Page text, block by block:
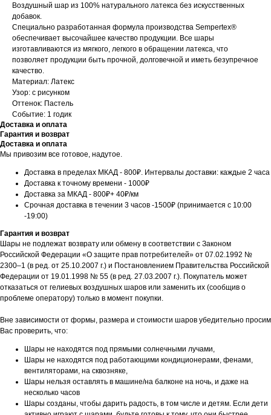
Воздушный шар из 100% натурального латекса без искусственных
добавок.
Специально разработанная формула производства Sempertex®
обеспечивает высочайшее качество продукции. Все шары
изготавливаются из мягкого, легкого в обращении латекса, что
позволяет продукции быть прочной, долговечной и иметь безупречное
качество.
Материал: Латекс
Узор: с рисунком
Оттенок: Пастель
Событие: 1 годик
Доставка и оплата
Гарантия и возврат
Доставка и оплата
Мы привозим все готовое, надутое.
Доставка в пределах МКАД - 800₽. Интервалы доставки: каждые 2 часа
Доставка к точному времени - 1000₽
Доставка за МКАД - 800₽+ 40₽/км
Срочная доставка в течении 3 часов -1500₽ (принимается с 10:00
-19:00)
Гарантия и возврат
Шары не подлежат возврату или обмену в соответствии с Законом
Российской Федерации «О защите прав потребителей» от 07.02.1992 №
2300–1 (в ред. от 25.10.2007 г.) и Постановлением Правительства Российской
Федерации от 19.01.1998 № 55 (в ред. 27.03.2007 г.). Покупатель может
отказаться от гелиевых воздушных шаров или заменить их (сообщив о
проблеме оператору) только в момент покупки.
Вне зависимости от формы, размера и стоимости шаров убедительно просим
Вас проверить, что:
Шары не находятся под прямыми солнечными лучами,
Шары не находятся под работающими кондиционерами, фенами,
вентиляторами, на сквозняке,
Шары нельзя оставлять в машине/на балконе на ночь, и даже на
несколько часов
Шары созданы, чтобы дарить радость, в том числе и детям. Если дети